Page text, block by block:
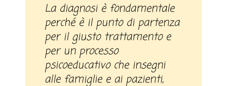
La diagnosi è fondamentale
perché è il punto di partenza
per il giusto trattamento e
per un processo
psicoeducativo che insegni
alle famiglie e ai pazienti,